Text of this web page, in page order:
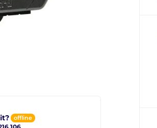
offline